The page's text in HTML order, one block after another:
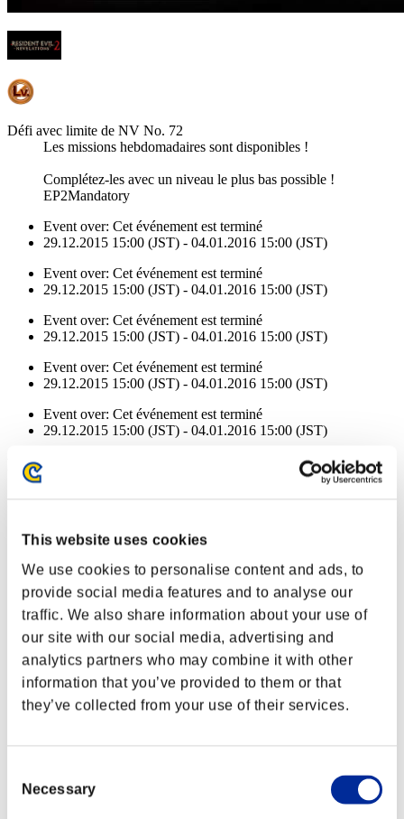
This website uses cookies
We use cookies to personalise content and ads, to
provide social media features and to analyse our
traffic. We also share information about your use of
our site with our social media, advertising and
analytics partners who may combine it with other
information that you’ve provided to them or that
they’ve collected from your use of their services.
Selection
Necessary
Défi avec limite de NV No. 72
Les missions hebdomadaires sont disponibles !
Complétez-les avec un niveau le plus bas possible !
EP2Mandatory
Event over: Cet événement est terminé
29.12.2015 15:00 (JST) - 04.01.2016 15:00 (JST)
Event over: Cet événement est terminé
29.12.2015 15:00 (JST) - 04.01.2016 15:00 (JST)
Event over: Cet événement est terminé
29.12.2015 15:00 (JST) - 04.01.2016 15:00 (JST)
Event over: Cet événement est terminé
29.12.2015 15:00 (JST) - 04.01.2016 15:00 (JST)
Event over: Cet événement est terminé
29.12.2015 15:00 (JST) - 04.01.2016 15:00 (JST)
Récompenses
Succès
NV personnage: 100 ou moins
Cannibale
Lv.3
Feu
Lv.4
NV personnage: 60 ou moins